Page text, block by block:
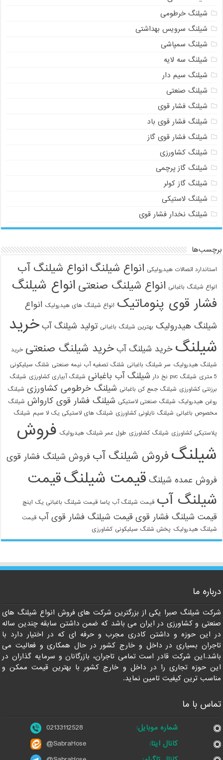
شیلنگ خرطومی
شیلنگ سرویس بهداشتی
شیلنگ سمپاشی
شیلنگ سه لایه
شیلنگ سیم دار
شیلنگ صنعتی
شیلنگ فشار قوی
شیلنگ فشار قوی باد
شیلنگ فشار قوی گاز
شیلنگ کشاورزی
شیلنگ گاز پرچمی
شیلنگ گاز کولر
شیلنگ لاستیکی
شیلنگ نخدار فشار قوی
برچسب‌ها
استاندارد اتصالات هیدرولیکی انواع شیلنگ انواع شیلنگ آب
انواع شیلنگ باغبانی انواع شیلنگ صنعتی انواع شیلنگ
فشار قوی پنوماتیک انواع شیلنگ های هیدرولیک انواع
شیلنگ هیدرولیک بهترین شیلنگ باغبانی تولید شیلنگ آب خرید
شیلنگ خرید شیلنگ آب خرید شیلنگ صنعتی خرید
شیلنگ هیدرولیک سر شیلنگ باغبانی شلنگ تصفیه آب نیمه صنعتی شلنگ سیلیکونی
5 متری
شیلنگ pvc نخ دار شیلنگ آب باغبانی شیلنگ آبیاری کشاورزی شیلنگ
برزنتی کشاورزی شیلنگ جمع کن باغبانی شیلنگ خرطومی کشاورزی شیلنگ
روغن هیدرولیک شیلنگ صنعتی لاستیکی شیلنگ فشار قوی کارواش شیلنگ
مخصوص باغبانی شیلنگ نایلونی کشاورزی شیلنگ های لاستیکی یک لا سیم شیلنگ
پلاستیکی کشاورزی شیلنگ کشاورزی طول عمر شیلنگ هیدرولیک فروش
شیلنگ فروش شیلنگ آب فروش شیلنگ فشار قوی
فروش عمده شیلنگ قیمت شیلنگقیمت
شیلنگ آب قیمت شیلنگ آب یاسا قیمت شیلنگ باغبانی یک اینچ
قیمت شیلنگ فشار قوی قیمت شیلنگ فشار قوی آب قیمت
شیلنگ هیدرولیک پخش شلنگ سیلیکونی کشاورزی
درباره ما
شرکت شیلنگ صبرا یکی از بزرگترین شرکت های فروش انواع شیلنگ های
صنعتی و کشاورزی در ایران می باشد که ضمن داشتن سابقه چندین ساله
در این حوزه و داشتن کادری مجرب و حرفه ای که در اختیار دارد با
تاجران بسیاری در داخل و خارج کشور در حال همکاری و فعالیت می
باشد.این شرکت قادر است تمامی تاجران، بازرگانان و سرمایه گذاران در
این حوزه تجاری را در داخل و خارج کشور با بهترین قیمت ممکن و
مناسب ترین کیفیت تامین نماید.
تماس با ما
شماره موبایل:
02133112528
کانال ایتا:
@SabraHose